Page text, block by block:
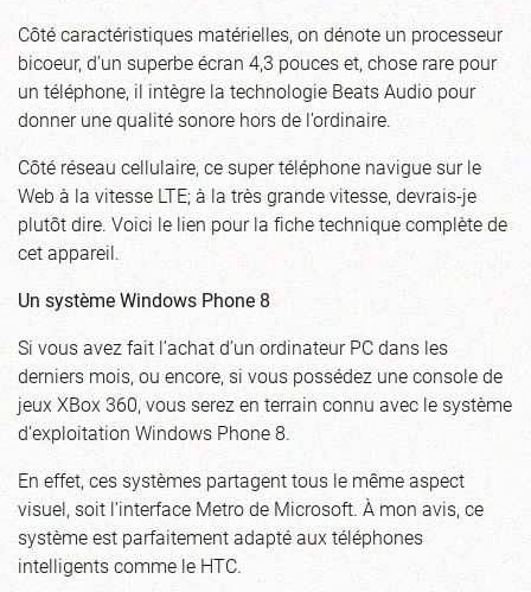
Côté caractéristiques matérielles, on dénote un processeur
bicoeur, d’un superbe écran 4,3 pouces et, chose rare pour
un téléphone, il intègre la technologie Beats Audio pour
donner une qualité sonore hors de l’ordinaire.
Côté réseau cellulaire, ce super téléphone navigue sur le
Web à la vitesse LTE; à la très grande vitesse, devrais-je
plutôt dire. Voici le lien pour lafiche technique complète de
cet appareil.
Un système Windows Phone 8
Si vous avez fait l’achat d’un ordinateur PC dans les
derniers mois, ou encore, si vous possédez une console de
jeux XBox 360, vous serez en terrain connu avec le système
d’exploitation Windows Phone 8.
En effet, ces systèmes partagent tous le même aspect
visuel, soit l’interface Metro de Microsoft. À mon avis, ce
système est parfaitement adapté aux téléphones
intelligents comme le HTC.